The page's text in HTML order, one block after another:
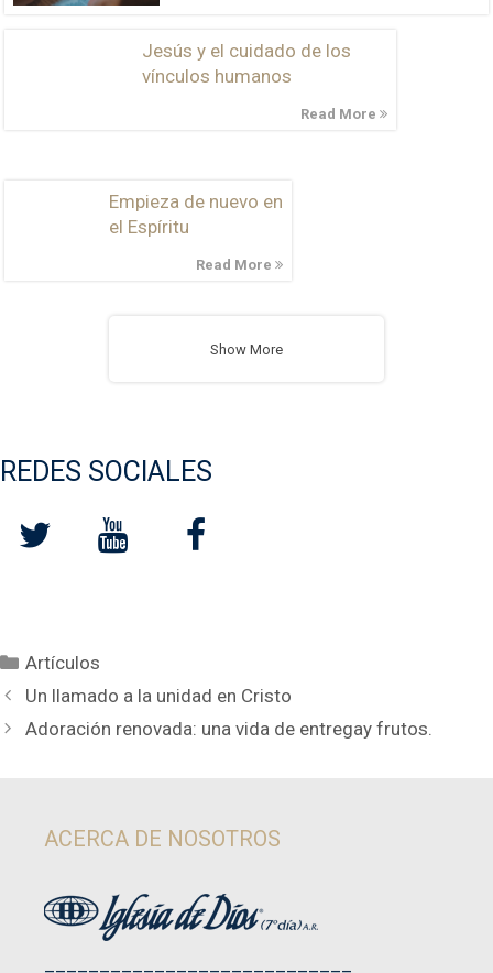
Jesús y el cuidado de los
vínculos humanos
Read More
Empieza de nuevo en
el Espíritu
Read More
Show More
REDES SOCIALES
Categorías
Artículos
Un llamado a la unidad en Cristo
Adoración renovada: una vida de entregay frutos.
ACERCA DE NOSOTROS